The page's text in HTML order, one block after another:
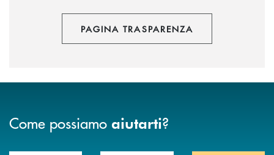
PAGINA TRASPARENZA
Come possiamo aiutarti?